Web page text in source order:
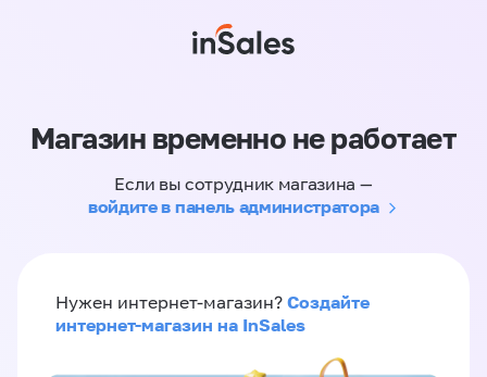
Магазин временно не работает
Если вы сотрудник магазина —
войдите в панель администратора
Нужен интернет-магазин? Создайте
интернет-магазин на InSales